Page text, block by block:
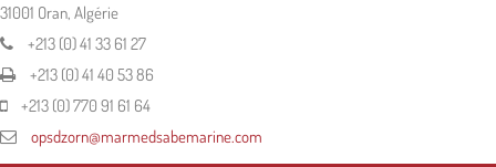
31001 Oran, Algérie
+213 (0) 41 33 61 27
+213 (0) 41 40 53 86
+213 (0) 770 91 61 64
opsdzorn@marmedsabemarine.com